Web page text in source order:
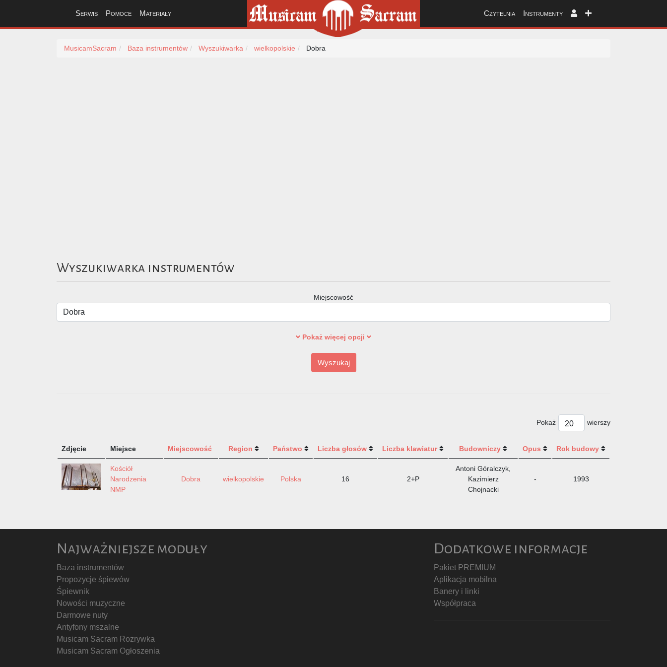
Serwis Pomoce Materiały Czytelnia Instrumenty
MusicamSacram Baza instrumentów Wyszukiwarka wielkopolskie Dobra
Wyszukiwarka instrumentów
Miejscowość
Pokaż więcej opcji
Wyszukaj
Pokaż wierszy
Zdjęcie Miejsce Miejscowość Region Państwo Liczba głosów Liczba klawiatur Budowniczy Opus Rok budowy
Kościół
Narodzenia
NMP
Dobra wielkopolskie Polska 16 2+P
Antoni Góralczyk,
Kazimierz
Chojnacki
- 1993
Najważniejsze moduły
Baza instrumentów
Propozycje śpiewów
Śpiewnik
Nowości muzyczne
Darmowe nuty
Antyfony mszalne
Musicam Sacram Rozrywka
Musicam Sacram Ogłoszenia
Dodatkowe informacje
Pakiet PREMIUM
Aplikacja mobilna
Banery i linki
Współpraca